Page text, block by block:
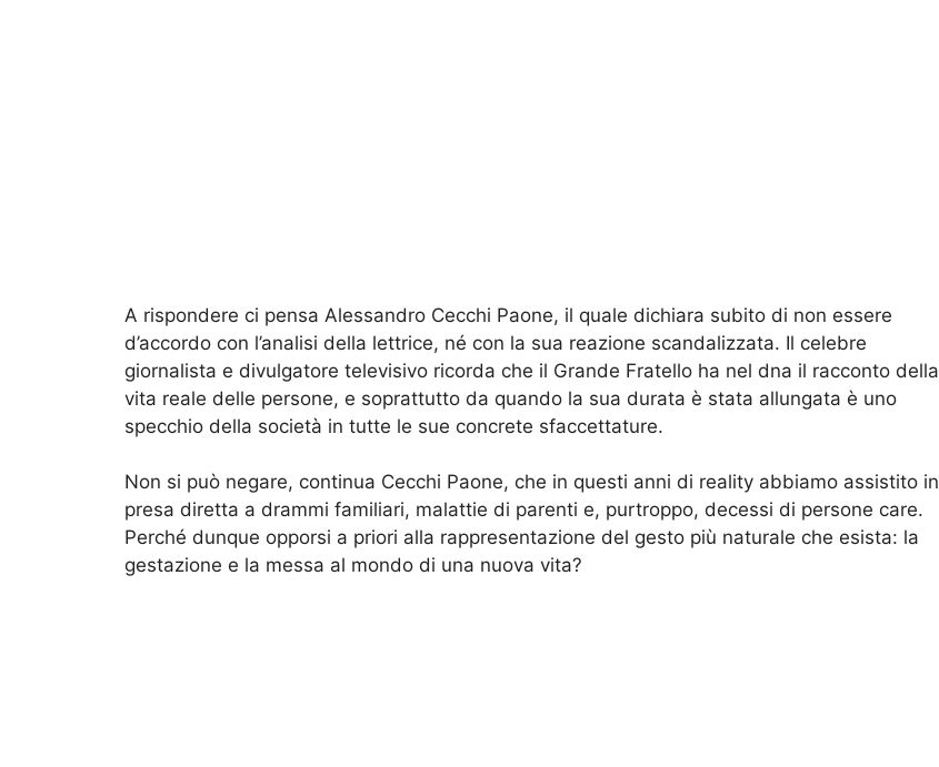
A rispondere ci pensa Alessandro Cecchi Paone, il quale dichiara subito di non essere
d’accordo con l’analisi della lettrice, né con la sua reazione scandalizzata. Il celebre
giornalista e divulgatore televisivo ricorda che il Grande Fratello ha nel dna il racconto della
vita reale delle persone, e soprattutto da quando la sua durata è stata allungata è uno
specchio della società in tutte le sue concrete sfaccettature.
Non si può negare, continua Cecchi Paone, che in questi anni di reality abbiamo assistito in
presa diretta a drammi familiari, malattie di parenti e, purtroppo, decessi di persone care.
Perché dunque opporsi a priori alla rappresentazione del gesto più naturale che esista: la
gestazione e la messa al mondo di una nuova vita?